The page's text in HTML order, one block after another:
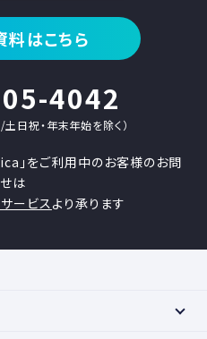
はこちら
4042
日祝・年末年始を除く）
」をご利用中のお客様のお問
は
ービス より承ります